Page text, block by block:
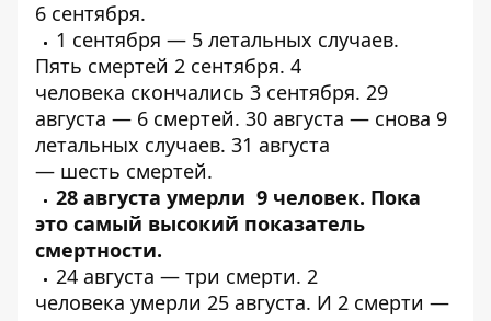
6 сентября.
1 сентября — 5 летальных случаев.
Пять смертей 2 сентября. 4
человека скончались 3 сентября. 29
августа — 6 смертей. 30 августа — снова 9
летальных случаев. 31 августа
— шесть смертей.
28 августа умерли 9 человек. Пока
это самый высокий показатель
смертности.
24 августа — три смерти. 2
человека умерли 25 августа. И 2 смерти —